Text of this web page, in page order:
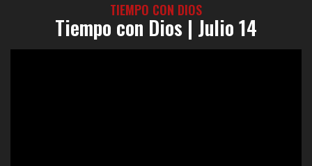
TIEMPO CON DIOS
Tiempo con Dios | Julio 14